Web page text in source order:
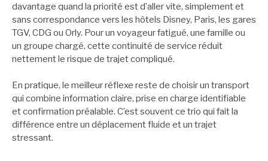
davantage quand la priorité est d’aller vite, simplement et
sans correspondance vers les hôtels Disney, Paris, les gares
TGV, CDG ou Orly. Pour un voyageur fatigué, une famille ou
un groupe chargé, cette continuité de service réduit
nettement le risque de trajet compliqué.
En pratique, le meilleur réflexe reste de choisir un transport
qui combine information claire, prise en charge identifiable
et confirmation préalable. C’est souvent ce trio qui fait la
différence entre un déplacement fluide et un trajet
stressant.